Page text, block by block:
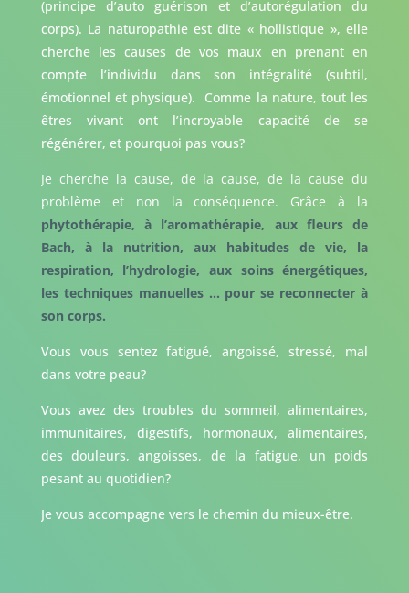
(principe d’auto guérison et d’autorégulation du
corps). La naturopathie est dite « hollistique », elle
cherche les causes de vos maux en prenant en
compte l’individu dans son intégralité (subtil,
émotionnel et physique). Comme la nature, tout les
êtres vivant ont l’incroyable capacité de se
régénérer, et pourquoi pas vous?
Je cherche la cause, de la cause, de la cause du
problème et non la conséquence. Grâce à la
phytothérapie, à l’aromathérapie, aux fleurs de
Bach, à la nutrition, aux habitudes de vie, la
respiration, l’hydrologie, aux soins énergétiques,
les techniques manuelles … pour se reconnecter à
son corps.
Vous vous sentez fatigué, angoissé, stressé, mal
dans votre peau?
Vous avez des troubles du sommeil, alimentaires,
immunitaires, digestifs, hormonaux, alimentaires,
des douleurs, angoisses, de la fatigue, un poids
pesant au quotidien?
Je vous accompagne vers le chemin du mieux-être.